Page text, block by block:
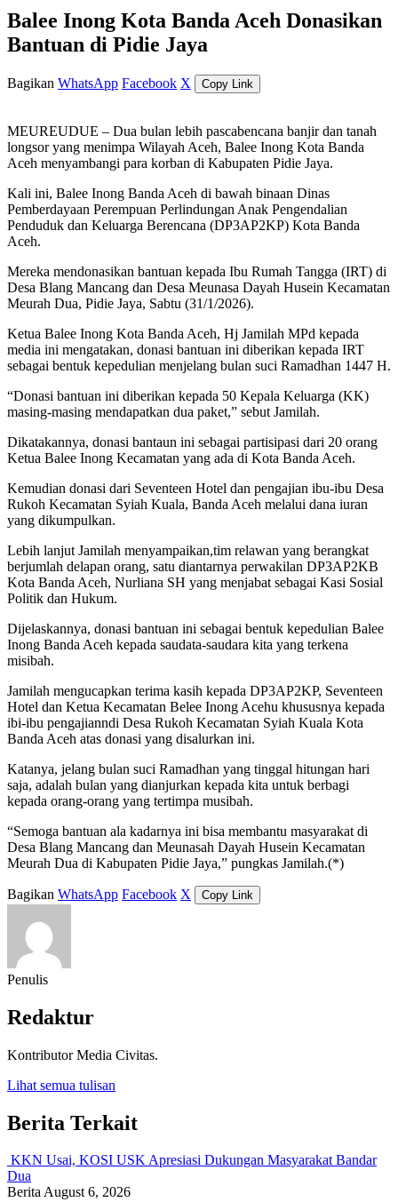
Balee Inong Kota Banda Aceh Donasikan
Bantuan di Pidie Jaya
Bagikan WhatsApp Facebook X Copy Link
MEUREUDUE – Dua bulan lebih pascabencana banjir dan tanah
longsor yang menimpa Wilayah Aceh, Balee Inong Kota Banda
Aceh menyambangi para korban di Kabupaten Pidie Jaya.
Kali ini, Balee Inong Banda Aceh di bawah binaan Dinas
Pemberdayaan Perempuan Perlindungan Anak Pengendalian
Penduduk dan Keluarga Berencana (DP3AP2KP) Kota Banda
Aceh.
Mereka mendonasikan bantuan kepada Ibu Rumah Tangga (IRT) di
Desa Blang Mancang dan Desa Meunasa Dayah Husein Kecamatan
Meurah Dua, Pidie Jaya, Sabtu (31/1/2026).
Ketua Balee Inong Kota Banda Aceh, Hj Jamilah MPd kepada
media ini mengatakan, donasi bantuan ini diberikan kepada IRT
sebagai bentuk kepedulian menjelang bulan suci Ramadhan 1447 H.
“Donasi bantuan ini diberikan kepada 50 Kepala Keluarga (KK)
masing-masing mendapatkan dua paket,” sebut Jamilah.
Dikatakannya, donasi bantaun ini sebagai partisipasi dari 20 orang
Ketua Balee Inong Kecamatan yang ada di Kota Banda Aceh.
Kemudian donasi dari Seventeen Hotel dan pengajian ibu-ibu Desa
Rukoh Kecamatan Syiah Kuala, Banda Aceh melalui dana iuran
yang dikumpulkan.
Lebih lanjut Jamilah menyampaikan,tim relawan yang berangkat
berjumlah delapan orang, satu diantarnya perwakilan DP3AP2KB
Kota Banda Aceh, Nurliana SH yang menjabat sebagai Kasi Sosial
Politik dan Hukum.
Dijelaskannya, donasi bantuan ini sebagai bentuk kepedulian Balee
Inong Banda Aceh kepada saudata-saudara kita yang terkena
misibah.
Jamilah mengucapkan terima kasih kepada DP3AP2KP, Seventeen
Hotel dan Ketua Kecamatan Belee Inong Acehu khususnya kepada
ibi-ibu pengajianndi Desa Rukoh Kecamatan Syiah Kuala Kota
Banda Aceh atas donasi yang disalurkan ini.
Katanya, jelang bulan suci Ramadhan yang tinggal hitungan hari
saja, adalah bulan yang dianjurkan kepada kita untuk berbagi
kepada orang-orang yang tertimpa musibah.
“Semoga bantuan ala kadarnya ini bisa membantu masyarakat di
Desa Blang Mancang dan Meunasah Dayah Husein Kecamatan
Meurah Dua di Kabupaten Pidie Jaya,” pungkas Jamilah.(*)
Bagikan WhatsApp Facebook X Copy Link
Penulis
Redaktur
Kontributor Media Civitas.
Lihat semua tulisan
Berita Terkait
KKN Usai, KOSI USK Apresiasi Dukungan Masyarakat Bandar
Dua
BeritaAugust 6, 2026